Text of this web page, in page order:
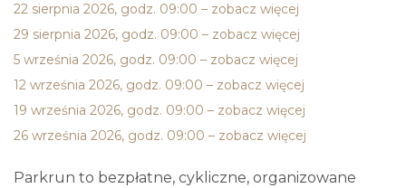
22 sierpnia 2026, godz. 09:00 – zobacz więcej
29 sierpnia 2026, godz. 09:00 – zobacz więcej
5 września 2026, godz. 09:00 – zobacz więcej
12 września 2026, godz. 09:00 – zobacz więcej
19 września 2026, godz. 09:00 – zobacz więcej
26 września 2026, godz. 09:00 – zobacz więcej
Parkrun to bezpłatne, cykliczne, organizowane